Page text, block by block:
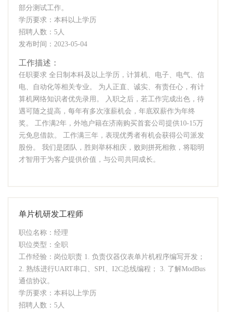
部分测试工作。
学历要求：本科以上学历
招聘人数：5人
发布时间：2023-05-04
工作描述：
任职要求 全日制本科及以上学历，计算机、电子、电气、信
电、自动化等相关专业。 为人正直、诚实、有责任心，有计
算机网络知识者优先录用。 入职之后，若工作完成出色，待
遇可随之提高，每年有多次涨薪机会，年底双薪作为年终
奖。 工作满2年，外地户籍在济南购买首套公司提供10-15万
元免息借款。 工作满三年，表现优秀者有机会获得公司派发
股份。 我们是团队，胜则举杯相庆，败则拼死相救，将聪明
才智用于为客户提供价值，与公司共同成长。
单片机研发工程师
职位名称：经理
职位类型：全职
工作经验：岗位职责 1. 负责仪器仪表单片机程序编写开发；
2. 熟练进行UART串口、SPI、I2C总线编程； 3. 了解ModBus
通信协议。
学历要求：本科以上学历
招聘人数：5人